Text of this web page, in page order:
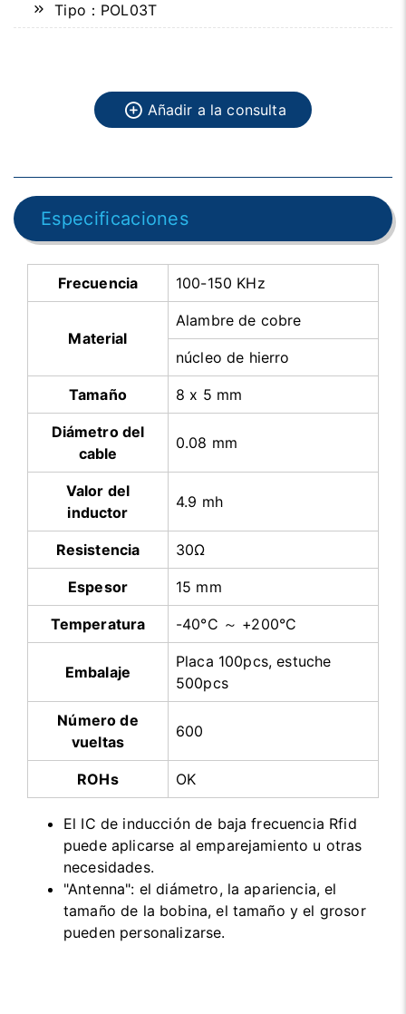
Tipo：POL03T
Añadir a la consulta
Especificaciones
Frecuencia 100-150 KHz
Material
Alambre de cobre
núcleo de hierro
Tamaño 8 x 5 mm
Diámetro del
cable
0.08 mm
Valor del
inductor
4.9 mh
Resistencia 30Ω
Espesor 15 mm
Temperatura -40°C ～ +200°C
Embalaje
Placa 100pcs, estuche
500pcs
Número de
vueltas
600
ROHs OK
El IC de inducción de baja frecuencia Rfid
puede aplicarse al emparejamiento u otras
necesidades.
"Antenna": el diámetro, la apariencia, el
tamaño de la bobina, el tamaño y el grosor
pueden personalizarse.